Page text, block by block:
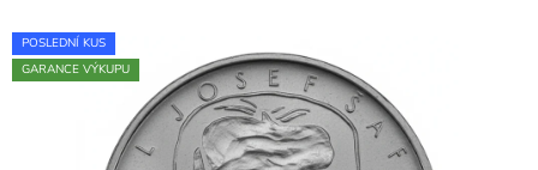
POSLEDNÍ KUS
GARANCE VÝKUPU